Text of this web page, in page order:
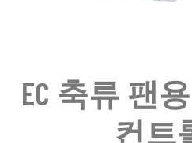
EC 축류 팬
컨트